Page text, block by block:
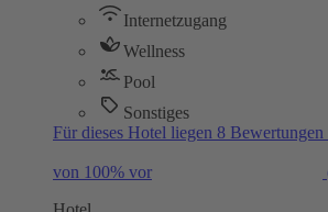
Internetzugang
Wellness
Pool
Sonstiges
Für dieses Hotel liegen 8
von 100% vor